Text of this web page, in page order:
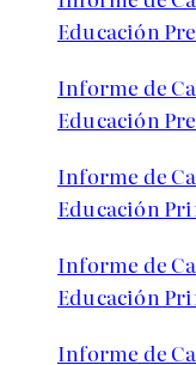
Educación
Informe de
Educación
Informe de
Educación
Informe de
Educación
Informe de